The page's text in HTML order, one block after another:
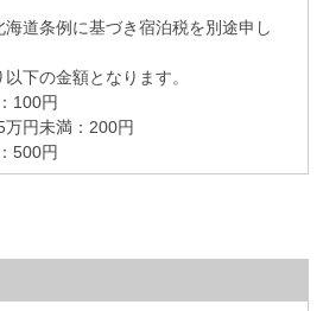
道条例に基づき宿泊税を別途申し
下の金額となります。
100円
円未満：200円
500円